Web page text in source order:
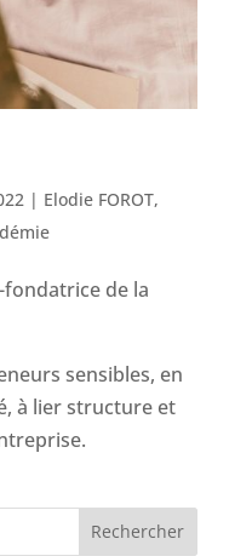
| Elodie FOROT,
de la
sensibles, en
à lier structure et